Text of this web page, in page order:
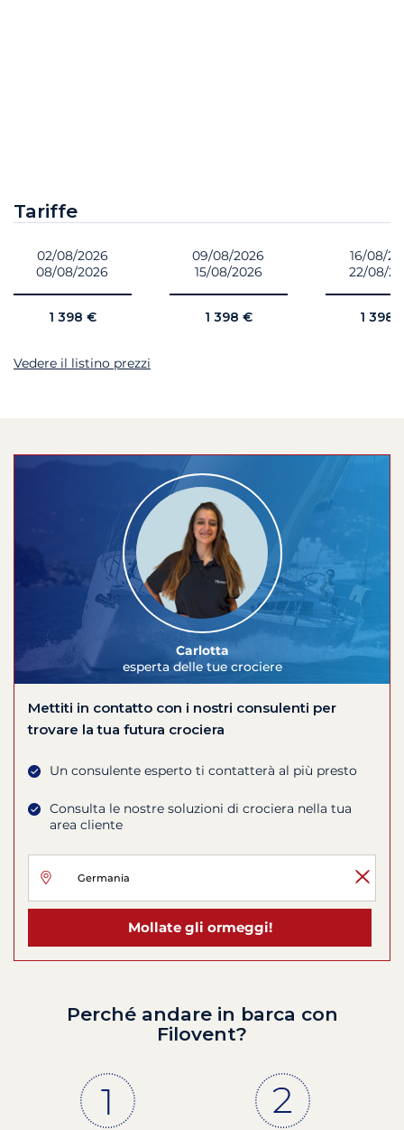
Tariffe
02/08/2026
08/08/2026
1 398 €
09/08/2026
15/08/2026
1 398 €
16/08/
22/08/
1 398
Vedere il listino prezzi
Carlotta
esperta delle tue crociere
Mettiti in contatto con i nostri consulenti per
trovare la tua futura crociera
Un consulente esperto ti contatterà al più presto
Consulta le nostre soluzioni di crociera nella tua
area cliente
Mollate gli ormeggi!
Perché andare in barca con
Filovent?